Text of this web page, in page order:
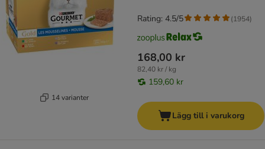
14 varianter
168,00 kr
82,40 kr / kg
159,60 kr
Rating: 4.5/5 (1954)
Lägg till i varukorg